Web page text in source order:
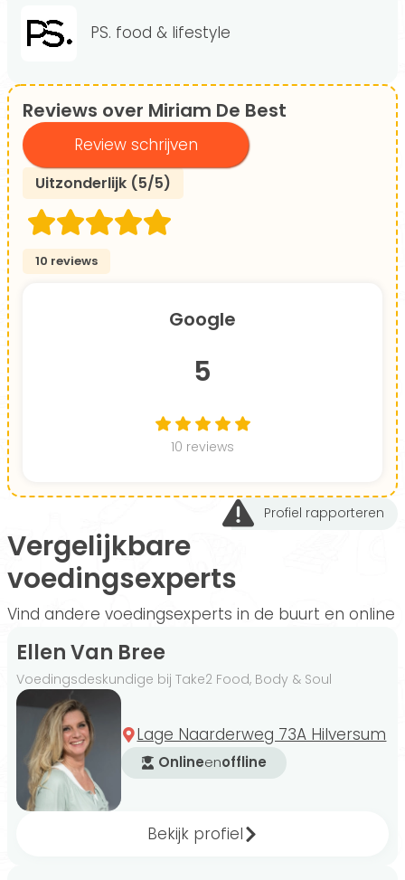
PS. food & lifestyle
Reviews over Miriam De Best
Review schrijven
Uitzonderlijk (5/5)
10 reviews
Google
5
10 reviews
Profiel rapporteren
Vergelijkbare
voedingsexperts
Vind andere voedingsexperts in de buurt en online
Ellen Van Bree
Voedingsdeskundige bij Take2 Food, Body & Soul
Lage Naarderweg 73A Hilversum
Onlineenoffline
Bekijk profiel